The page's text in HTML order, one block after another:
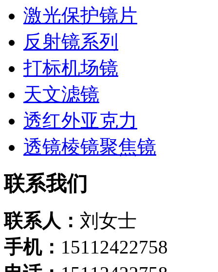
激光保护镜片
反射镜系列
打标机场镜
天文滤镜
透红外亚克力
透镜棱镜聚焦镜
联系我们
联系人： 刘女士
手机： 15112422758